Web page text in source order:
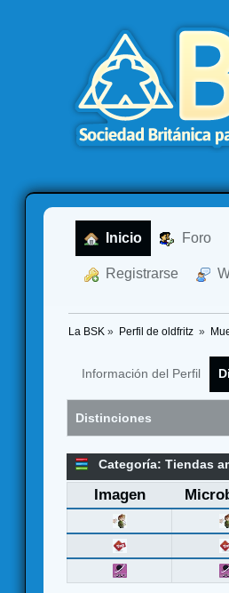
Inicio Foro
Registrarse
La BSK » Perfil de oldfritz »
Información del Perfil
Distinciones
Categoría: Tiendas
Imagen